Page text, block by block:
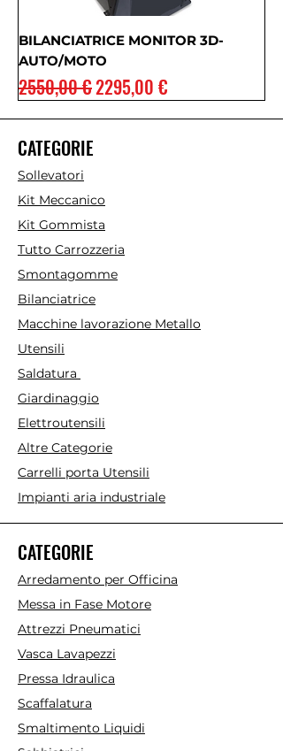
BILANCIATRICE MONITOR 3D-
AUTO/MOTO
Prezzo regolare
2550,00 €Prezzo scontato
2295,00 €
CATEGORIE
Sollevatori
Kit Meccanico
Kit Gommista
Tutto Carrozzeria
Smontagomme
Bilanciatrice
Macchine lavorazione Metallo
Utensili
Saldatura
Giardinaggio
Elettroutensili
Altre Categorie
Carrelli porta Utensili
Impianti aria industriale
CATEGORIE
Arredamento per Officina
Messa in Fase Motore
Attrezzi Pneumatici
Vasca Lavapezzi
Pressa Idraulica
Scaffalatura
Smaltimento Liquidi